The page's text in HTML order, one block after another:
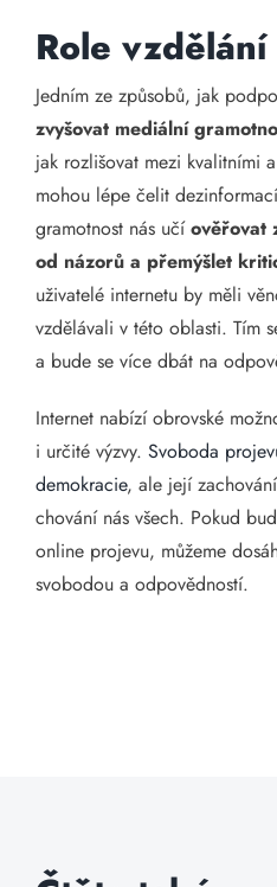
Role vzdělání
Jedním ze způsobů, jak
zvyšovat mediální
jak rozlišovat mezi kvalitními
mohou lépe čelit
gramotnost nás učíověřovat
od názorů a přemýšlet
uživatelé internetu by měli
vzdělávali v této oblasti. Tím
a bude se více dbát na
Internet nabízí obrovské
i určité výzvy. Svoboda
demokracie, ale její
chování nás všech. Pokud
online projevu, můžeme
svobodou a odpovědností.